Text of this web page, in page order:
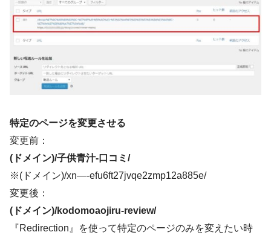
特定のページを変更させる
変更前：
(ドメイン)/子供青汁-口コミ/
※(ドメイン)/xn—-efu6ft27jvqe2zmp12a885e/
変更後：
(ドメイン)/kodomoaojiru-review/
『Redirection』を使って特定のページのみを変えたい時